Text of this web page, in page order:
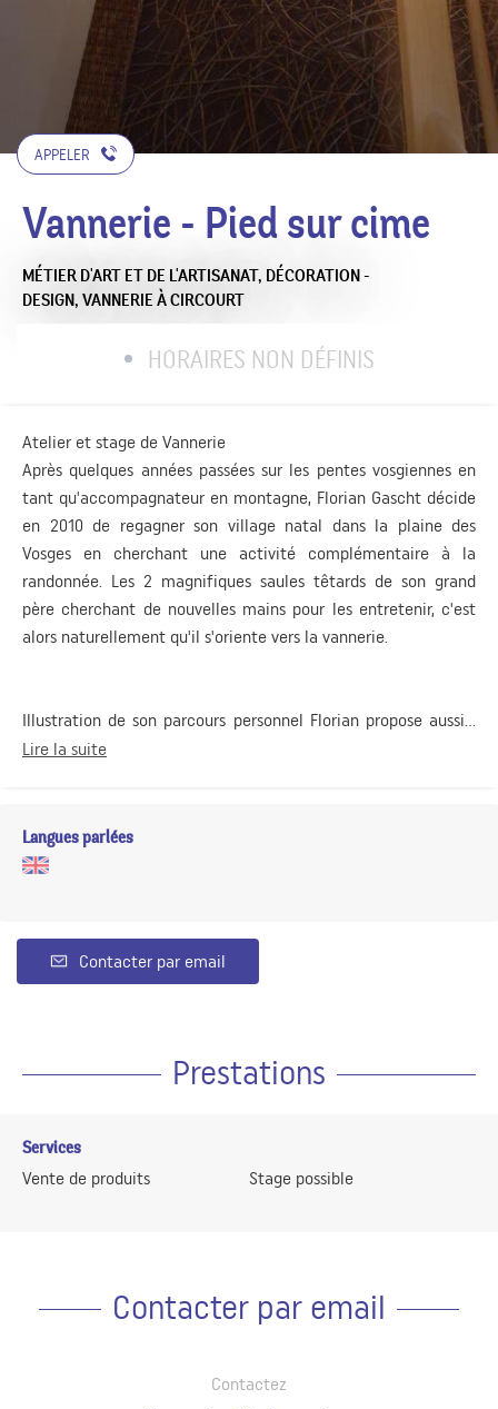
APPELER
Vannerie - Pied sur cime
MÉTIER D'ART ET DE L'ARTISANAT, DÉCORATION -
DESIGN, VANNERIE À CIRCOURT
HORAIRES NON DÉFINIS
Atelier et stage de Vannerie
Après quelques années passées sur les pentes vosgiennes en
tant qu'accompagnateur en montagne, Florian Gascht décide
en 2010 de regagner son village natal dans la plaine des
Vosges en cherchant une activité complémentaire à la
randonnée. Les 2 magnifiques saules têtards de son grand
père cherchant de nouvelles mains pour les entretenir, c'est
alors naturellement qu'il s'oriente vers la vannerie.
Illustration de son parcours personnel Florian propose aussi...
Lire la suite
Langues parlées
Contacter par email
Prestations
Services
Vente de produits Stage possible
Contacter par email
Contactez